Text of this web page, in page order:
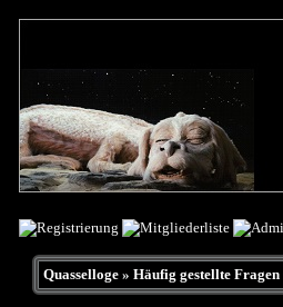
Quasselloge» Häufig gestellte Fragen